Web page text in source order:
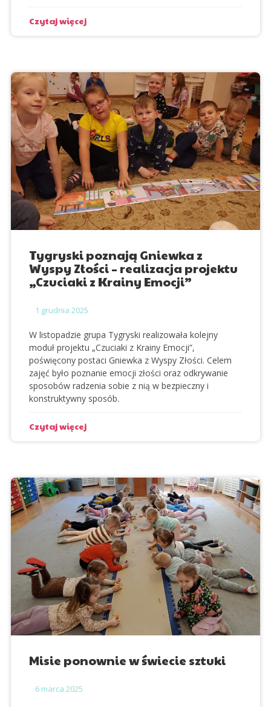
Czytaj więcej
Tygryski poznają Gniewka z
Wyspy Złości – realizacja projektu
„Czuciaki z Krainy Emocji”
1 grudnia 2025
W listopadzie grupa Tygryski realizowała kolejny
moduł projektu „Czuciaki z Krainy Emocji”,
poświęcony postaci Gniewka z Wyspy Złości. Celem
zajęć było poznanie emocji złości oraz odkrywanie
sposobów radzenia sobie z nią w bezpieczny i
konstruktywny sposób.
Czytaj więcej
Misie ponownie w świecie sztuki
6marca 2025